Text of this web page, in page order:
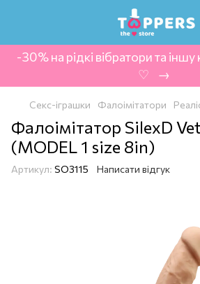
-30% на рідкі вібратори та
‍ ♡ ‍ → ‍
Секс-іграшки Фалоімітатори
Фалоімітатор SilexD
(MODEL 1 size 8in)
Артикул: SO3115 Написати відгук